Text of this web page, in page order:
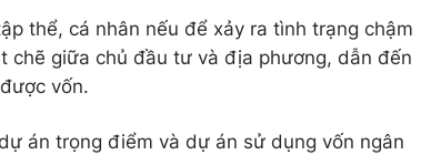
thể, cá nhân nếu để xảy ra tình trạng chậm
chẽ giữa chủ đầu tư và địa phương, dẫn đến
vốn.
án trọng điểm và dự án sử dụng vốn ngân